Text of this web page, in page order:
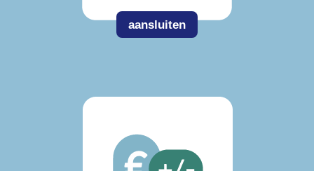
aansluiten